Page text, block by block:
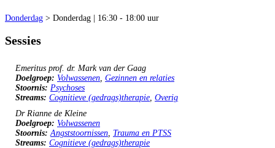
Donderdag > Donderdag | 16:30 - 18:00 uur
Sessies
Emeritus prof. dr. Mark van der Gaag
Doelgroep: Volwassenen, Gezinnen en relaties
Stoornis: Psychoses
Streams: Cognitieve (gedrags)therapie, Overig
Dr Rianne de Kleine
Doelgroep: Volwassenen
Stoornis: Angststoornissen, Trauma en PTSS
Streams: Cognitieve (gedrags)therapie